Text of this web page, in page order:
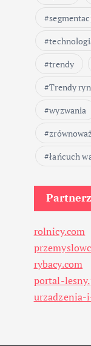
trendy
Trendy
wyzwania
łańcuch
rolnicy.com
rybacy.com
portal-
urzadzenia-